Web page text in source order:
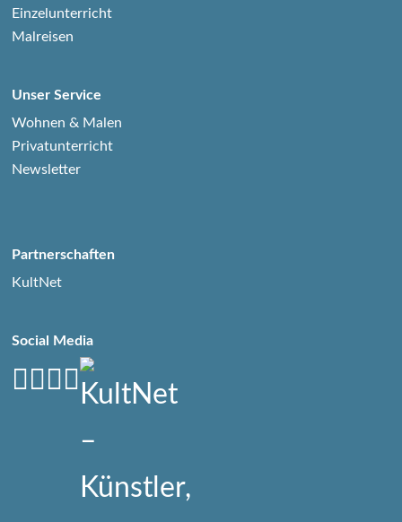
Einzelunterricht
Malreisen
Unser Service
Wohnen & Malen
Privatunterricht
Newsletter
Partnerschaften
KultNet
Social Media